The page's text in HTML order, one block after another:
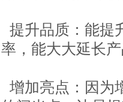
提升品质：能提
率，能大大延长
增加亮点：因为